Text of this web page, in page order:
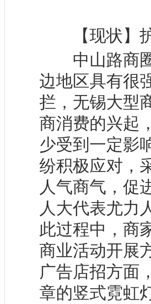
【现状】护
中山路商圈
边地区具有很
拦，无锡大型
商消费的兴起
少受到一定影
纷积极应对，
人气商气，促
人大代表尤力
此过程中，商
商业活动开展
广告店招方面
章的竖式霓虹